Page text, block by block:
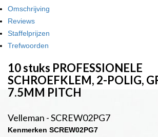
Omschrijving
Reviews
Staffelprijzen
Trefwoorden
10 stuks PROFESSIONELE
SCHROEFKLEM, 2-POLIG,
7.5MM PITCH
Velleman - SCREW02PG7
Kenmerken SCREW02PG7